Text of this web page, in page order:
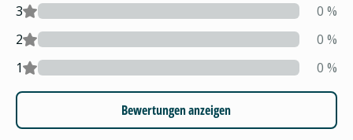
3
0 %
2
0 %
1
0 %
Bewertungen anzeigen